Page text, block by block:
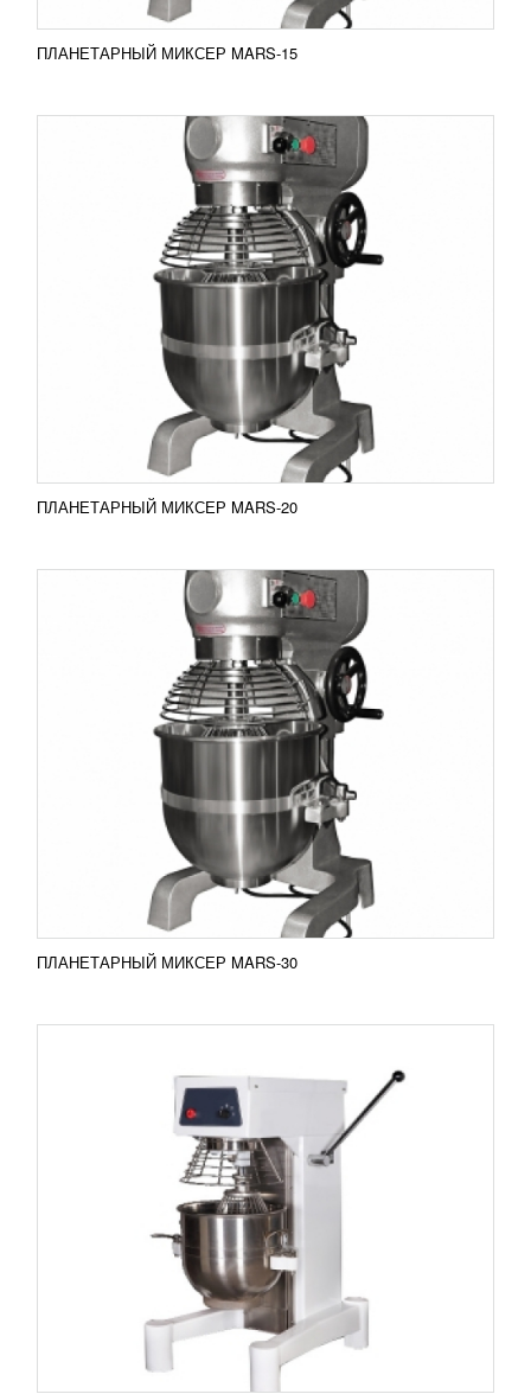
ПЛАНЕТАРНЫЙ МИКСЕР MARS-15
ПЛАНЕТАРНЫЙ МИКСЕР MARS-20
ПЛАНЕТАРНЫЙ МИКСЕР MARS-30
RUB
Планетарный миксер Mars-30 Планетарный
миксер MARS оснащен несколькими уровнями
регулировки скорости и насадками различного
ПОДРОБНЕЕ
Добавить в сравнение
ПЛАНЕТАРНЫЙ МИКСЕР MARS-30
ПЛАНЕТАРНЫЙ МИКСЕР TORNADO-40
RUB
Планетарный миксер Tornado-40 Планетарный
миксер TORNADO оснащен несколькими
уровнями регулировки скорости и насадками
различного...
ПОДРОБНЕЕ
Добавить в сравнение
ПЛАНЕТАРНЫЙ МИКСЕР TORNADO-50
RUB
Планетарный миксер Tornado-50 Планетарный
миксер TORNADO оснащен несколькими
уровнями регулировки скорости и насадками
ПОДРОБНЕЕ
Добавить в сравнение